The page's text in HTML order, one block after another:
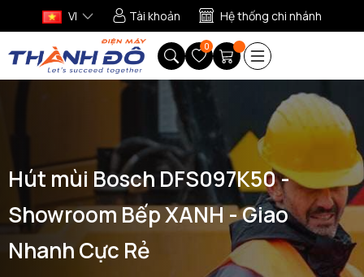
VI Tài khoản Hệ thống chi nhánh
0
Hút mùi Bosch DFS097K50 -
Showroom Bếp XANH - Giao
Nhanh Cực Rẻ